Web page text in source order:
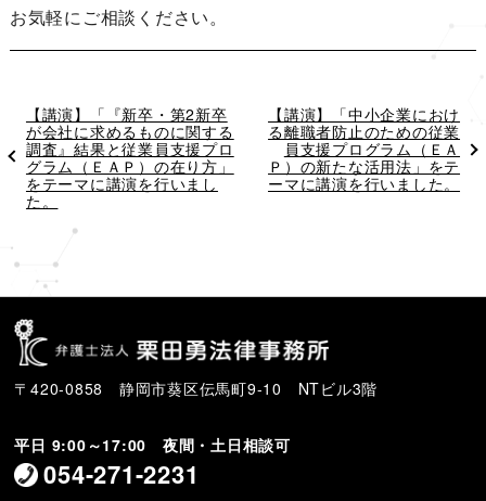
お気軽にご相談ください。
過
去
の
投
稿
【講演】「『新卒・第2新卒
が会社に求めるものに関する
調査』結果と従業員支援プロ
グラム（ＥＡＰ）の在り方」
をテーマに講演を行いまし
た。
次
の
稿
【講演】「中小企業におけ
る離職者防止のための従業
員支援プログラム（ＥＡ
Ｐ）の新たな活用法」をテ
ーマに講演を行いました。
〒420-0858 静岡市葵区伝馬町9-10 NTビル3階
平日 9:00～17:00 夜間・土日相談可
054-271-2231